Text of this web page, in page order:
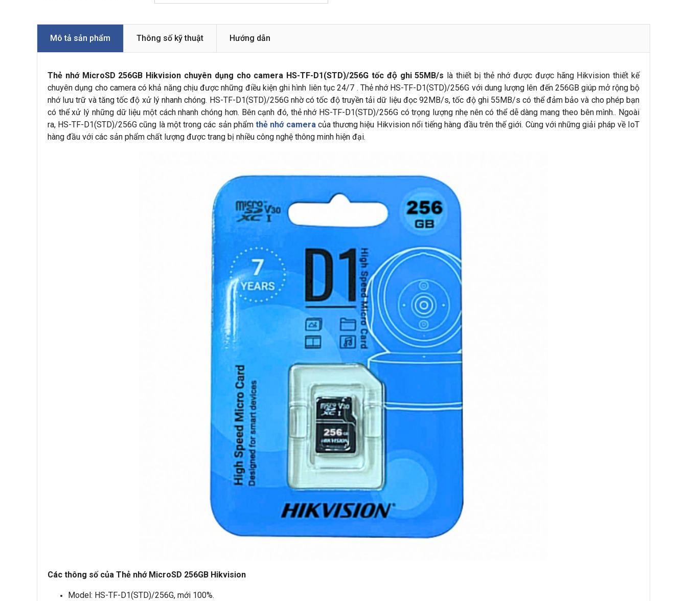
Mô tả sản phẩm Thông số kỹ thuật Hướng dẫn
Thẻ nhớ MicroSD 256GB Hikvision chuyên dụng cho camera HS-TF-D1(STD)/256G tốc độ ghi 55MB/s là thiết bị thẻ nhớ được được hãng Hikvision thiết kế
chuyên dụng cho camera có khả năng chịu được những điều kiện ghi hình liên tục 24/7 . Thẻ nhớ HS-TF-D1(STD)/256G với dung lượng lên đến 256GB giúp mở rộng bộ
nhớ lưu trữ và tăng tốc độ xử lý nhanh chóng. HS-TF-D1(STD)/256G nhờ có tốc độ truyền tải dữ liệu đọc 92MB/s, tốc độ ghi 55MB/s có thể đảm bảo và cho phép bạn
có thể xử lý những dữ liệu một cách nhanh chóng hơn. Bên cạnh đó, thẻ nhớ HS-TF-D1(STD)/256G có trọng lượng nhẹ nên có thể dễ dàng mang theo bên mình.. Ngoài
ra, HS-TF-D1(STD)/256G cũng là một trong các sản phẩmthẻ nhớ camera của thương hiệu Hikvision nổi tiếng hàng đầu trên thế giới. Cùng với những giải pháp về IoT
hàng đầu với các sản phẩm chất lượng được trang bị nhiều công nghệ thông minh hiện đại.
Các thông số của Thẻ nhớ MicroSD 256GB Hikvision
Model: HS-TF-D1(STD)/256G, mới 100%.